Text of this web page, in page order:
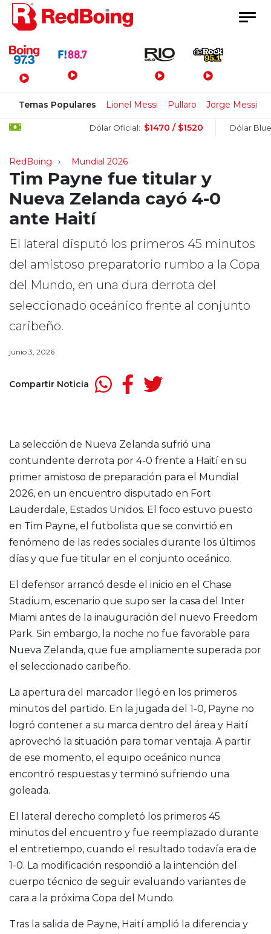
Menú Principal
Temas Populares Lionel Messi Pullaro Jorge Messi
Dólar Oficial: $1470 / $1520 Dólar Blue:
RedBoing Mundial 2026
Tim Payne fue titular y
Nueva Zelanda cayó 4-0
ante Haití
El lateral disputó los primeros 45 minutos
del amistoso preparatorio rumbo a la Copa
del Mundo, en una dura derrota del
seleccionado oceánico frente al conjunto
caribeño.
junio 3, 2026
Compartir Noticia
La selección de Nueva Zelanda sufrió una
contundente derrota por 4-0 frente a Haití en su
primer amistoso de preparación para el Mundial
2026, en un encuentro disputado en Fort
Lauderdale, Estados Unidos. El foco estuvo puesto
en Tim Payne, el futbolista que se convirtió en
fenómeno de las redes sociales durante los últimos
días y que fue titular en el conjunto oceánico.
El defensor arrancó desde el inicio en el Chase
Stadium, escenario que supo ser la casa del Inter
Miami antes de la inauguración del nuevo Freedom
Park. Sin embargo, la noche no fue favorable para
Nueva Zelanda, que fue ampliamente superada por
el seleccionado caribeño.
La apertura del marcador llegó en los primeros
minutos del partido. En la jugada del 1-0, Payne no
logró contener a su marca dentro del área y Haití
aprovechó la situación para tomar ventaja. A partir
de ese momento, el equipo oceánico nunca
encontró respuestas y terminó sufriendo una
goleada.
El lateral derecho completó los primeros 45
minutos del encuentro y fue reemplazado durante
el entretiempo, cuando el resultado todavía era de
1-0. La modificación respondió a la intención del
cuerpo técnico de seguir evaluando variantes de
cara a la próxima Copa del Mundo.
Tras la salida de Payne, Haití amplió la diferencia y